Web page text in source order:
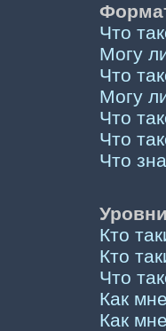
Что
Могу
Что
Могу
Что
Что
Что
Кто
Кто
Что
Как
Как